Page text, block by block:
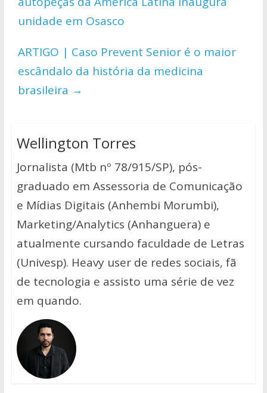
p
p
o
k
n
k
unidade em Osasco
ARTIGO | Caso Prevent Senior é o maior
escândalo da história da medicina
brasileira →
Wellington Torres
Jornalista (Mtb nº 78/915/SP), pós-
graduado em Assessoria de Comunicação
e Mídias Digitais (Anhembi Morumbi),
Marketing/Analytics (Anhanguera) e
atualmente cursando faculdade de Letras
(Univesp). Heavy user de redes sociais, fã
de tecnologia e assisto uma série de vez
em quando.